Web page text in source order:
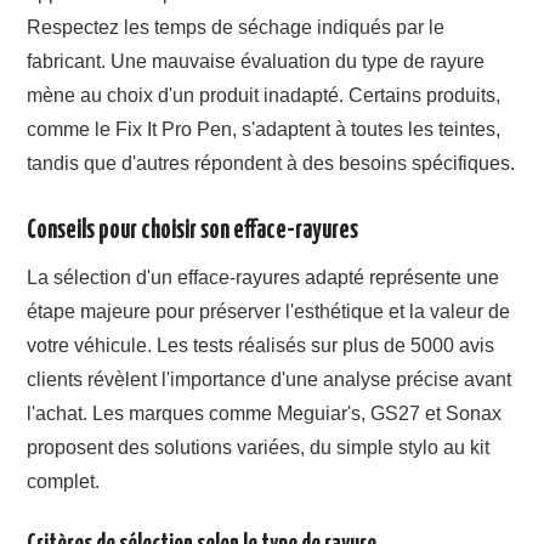
Respectez les temps de séchage indiqués par le
fabricant. Une mauvaise évaluation du type de rayure
mène au choix d'un produit inadapté. Certains produits,
comme le Fix It Pro Pen, s'adaptent à toutes les teintes,
tandis que d'autres répondent à des besoins spécifiques.
Conseils pour choisir son efface-rayures
La sélection d'un efface-rayures adapté représente une
étape majeure pour préserver l'esthétique et la valeur de
votre véhicule. Les tests réalisés sur plus de 5000 avis
clients révèlent l'importance d'une analyse précise avant
l'achat. Les marques comme Meguiar's, GS27 et Sonax
proposent des solutions variées, du simple stylo au kit
complet.